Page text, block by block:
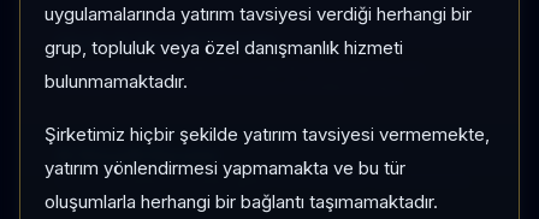
uygulamalarında yatırım tavsiyesi verdiği herhangi bir
grup, topluluk veya özel danışmanlık hizmeti
bulunmamaktadır.
Şirketimiz hiçbir şekilde yatırım tavsiyesi vermemekte,
yatırım yönlendirmesi yapmamakta ve bu tür
oluşumlarla herhangi bir bağlantı taşımamaktadır.
Güçlü Al Sinyalli Hisseler
hisseleri kısa vadeli performans ile birlikte tarayın.
Al sinyali üreten hisseleri getiri, risk seviyesi ve momentum
skoru üzerinden kıyaslayın.